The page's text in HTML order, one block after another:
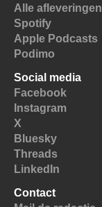
Alle afleveringen
Spotify
Apple Podcasts
Podimo
Social media
Facebook
Instagram
X
Bluesky
Threads
LinkedIn
Contact